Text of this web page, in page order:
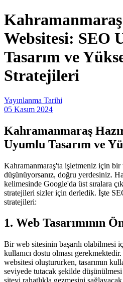
Websitesi: SEO
Tasarım ve
Stratejileri
Yayınlanma Tarihi
05 Kasım 2024
Kahramanmaraş
Uyumlu Tasarım ve
Kahramanmaraş'ta işletmeniz için bir
düşünüyorsanız, doğru yerdesiniz.
kelimesinde Google'da üst sıralara
stratejileri sizler için derledik. İşte
stratejileri:
1. Web Tasarımının
Bir web sitesinin başarılı olabilmesi
kullanıcı dostu olması
websitesi oluştururken, tasarımın
seviyede tutacak şekilde düşünülmesi